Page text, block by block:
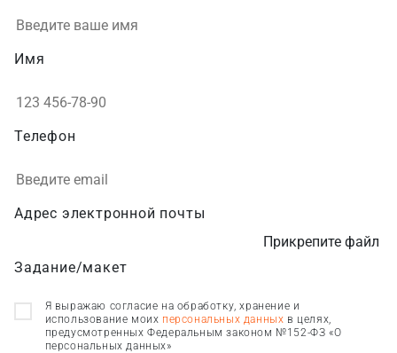
Имя
Телефон
Адрес электронной почты
Задание/макет
Прикрепите файл
Я выражаю согласие на обработку, хранение и
использование моих персональных данных в целях,
предусмотренных Федеральным законом №152-ФЗ «О
персональных данных»